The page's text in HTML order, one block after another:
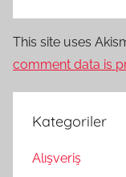
This site uses
comment data is
Kategoriler
Alışveriş